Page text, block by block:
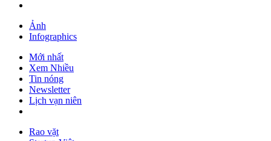
Ảnh
Infographics
Mới nhất
Xem Nhiều
Tin nóng
Newsletter
Lịch vạn niên
Rao vặt